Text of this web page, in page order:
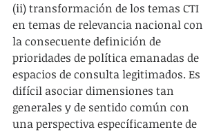
(ii) transformación de los temas CTI
en temas de relevancia nacional con
la consecuente definición de
prioridades de política emanadas de
espacios de consulta legitimados. Es
difícil asociar dimensiones tan
generales y de sentido común con
una perspectiva específicamente de